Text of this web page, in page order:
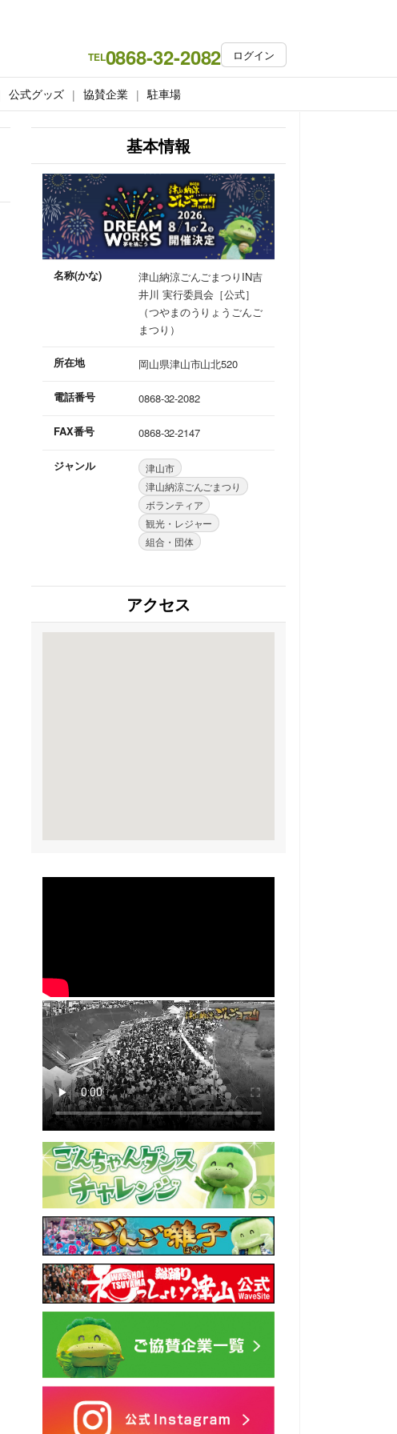
TEL0868-32-2082 ログイン
公式グッズ 協賛企業 駐車場
基本情報
名称(かな)
津山納涼ごんごまつりIN吉
井川 実行委員会［公式］
（つやまのうりょうごんご
まつり）
所在地 岡山県津山市山北520
電話番号 0868-32-2082
FAX番号 0868-32-2147
ジャンル
津山市
津山納涼ごんごまつり
ボランティア
観光・レジャー
組合・団体
アクセス